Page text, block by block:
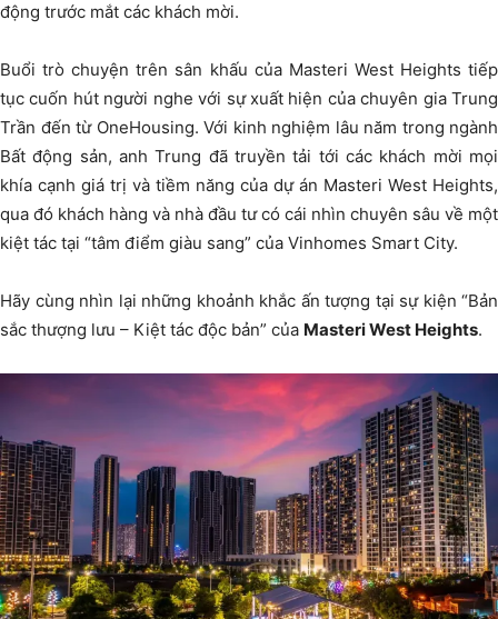
động trước mắt các khách mời.
Buổi trò chuyện trên sân khấu của Masteri West Heights tiếp
tục cuốn hút người nghe với sự xuất hiện của chuyên gia Trung
Trần đến từ OneHousing. Với kinh nghiệm lâu năm trong ngành
Bất động sản, anh Trung đã truyền tải tới các khách mời mọi
khía cạnh giá trị và tiềm năng của dự án Masteri West Heights,
qua đó khách hàng và nhà đầu tư có cái nhìn chuyên sâu về một
kiệt tác tại “tâm điểm giàu sang” của Vinhomes Smart City.
Hãy cùng nhìn lại những khoảnh khắc ấn tượng tại sự kiện “Bản
sắc thượng lưu – Kiệt tác độc bản” của Masteri West Heights.